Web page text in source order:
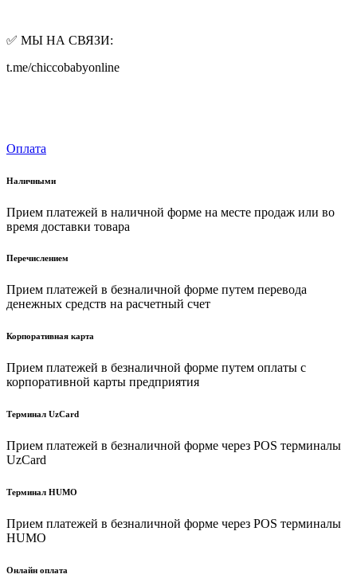
✅ МЫ НА СВЯЗИ:
t.me/chiccobabyonline
Оплата
Наличными
Прием платежей в наличной форме на месте продаж или во
время доставки товара
Перечислением
Прием платежей в безналичной форме путем перевода
денежных средств на расчетный счет
Корпоративная карта
Прием платежей в безналичной форме путем оплаты с
корпоративной карты предприятия
Терминал UzCard
Прием платежей в безналичной форме через POS терминалы
UzCard
Терминал HUMO
Прием платежей в безналичной форме через POS терминалы
HUMO
Онлайн оплата